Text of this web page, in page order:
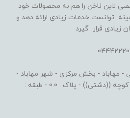
لاین ناخن را هم به محصولات خود
توانست خدمات زیادی ارائه دهد و
زیادی قرار گیرد
- مهاباد - بخش مرکزی - شهر مهاباد -
محله بازار - کوچه ((مقدم)) - کوچه ((دشتی)) - پلاک : 0.0 - طبقه :